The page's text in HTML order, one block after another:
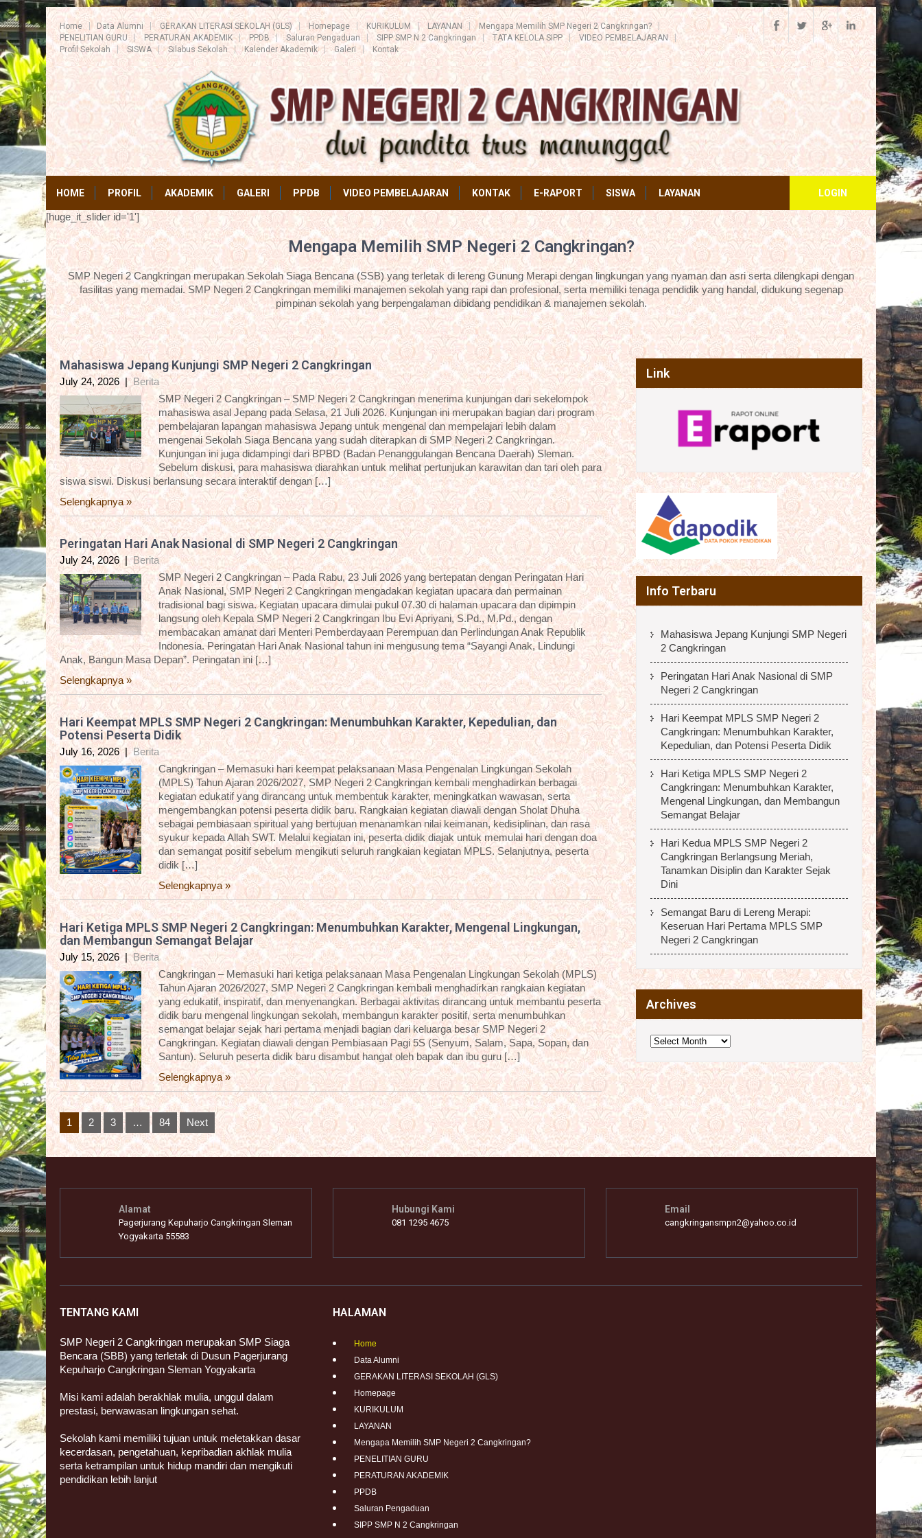
Home Data Alumni GERAKAN LITERASI SEKOLAH (GLS) Homepage KURIKULUM LAYANAN
Mengapa Memilih SMP Negeri 2 Cangkringan?
PENELITIAN GURU
PERATURAN AKADEMIK PPDB Saluran Pengaduan SIPP SMP N 2 Cangkringan TATA KELOLA SIPP
VIDEO PEMBELAJARAN
Profil Sekolah
SISWA Silabus Sekolah Kalender Akademik Galeri Kontak
HOME PROFIL AKADEMIK GALERI PPDB VIDEO PEMBELAJARAN KONTAK E-RAPORT SISWA LAYANAN LOGIN
[huge_it_slider id='1']
Mengapa Memilih SMP Negeri 2 Cangkringan?
SMP Negeri 2 Cangkringan merupakan Sekolah Siaga Bencana (SSB) yang terletak di lereng Gunung Merapi dengan lingkungan yang nyaman dan asri serta dilengkapi dengan
fasilitas yang memadai. SMP Negeri 2 Cangkringan memiliki manajemen sekolah yang rapi dan profesional, serta memiliki tenaga pendidik yang handal, didukung segenap
pimpinan sekolah yang berpengalaman dibidang pendidikan & manajemen sekolah.
Mahasiswa Jepang Kunjungi SMP Negeri 2 Cangkringan
July 24, 2026 | Berita
SMP Negeri 2 Cangkringan – SMP Negeri 2 Cangkringan menerima kunjungan dari sekelompok
mahasiswa asal Jepang pada Selasa, 21 Juli 2026. Kunjungan ini merupakan bagian dari program
pembelajaran lapangan mahasiswa Jepang untuk mengenal dan mempelajari lebih dalam
mengenai Sekolah Siaga Bencana yang sudah diterapkan di SMP Negeri 2 Cangkringan.
Kunjungan ini juga didampingi dari BPBD (Badan Penanggulangan Bencana Daerah) Sleman.
Sebelum diskusi, para mahasiswa diarahkan untuk melihat pertunjukan karawitan dan tari oleh para
siswa siswi. Diskusi berlansung secara interaktif dengan […]
Selengkapnya »
Peringatan Hari Anak Nasional di SMP Negeri 2 Cangkringan
July 24, 2026 |Berita
SMP Negeri 2 Cangkringan – Pada Rabu, 23 Juli 2026 yang bertepatan dengan Peringatan Hari
Anak Nasional, SMP Negeri 2 Cangkringan mengadakan kegiatan upacara dan permainan
tradisional bagi siswa. Kegiatan upacara dimulai pukul 07.30 di halaman upacara dan dipimpin
langsung oleh Kepala SMP Negeri 2 Cangkringan Ibu Evi Apriyani, S.Pd., M.Pd., dengan
membacakan amanat dari Menteri Pemberdayaan Perempuan dan Perlindungan Anak Republik
Indonesia. Peringatan Hari Anak Nasional tahun ini mengusung tema “Sayangi Anak, Lindungi
Anak, Bangun Masa Depan”. Peringatan ini […]
Selengkapnya »
Hari Keempat MPLS SMP Negeri 2 Cangkringan: Menumbuhkan Karakter, Kepedulian, dan
Potensi Peserta Didik
July 16, 2026 |Berita
Cangkringan – Memasuki hari keempat pelaksanaan Masa Pengenalan Lingkungan Sekolah
(MPLS) Tahun Ajaran 2026/2027, SMP Negeri 2 Cangkringan kembali menghadirkan berbagai
kegiatan edukatif yang dirancang untuk membentuk karakter, meningkatkan wawasan, serta
mengembangkan potensi peserta didik baru. Rangkaian kegiatan diawali dengan Sholat Dhuha
sebagai pembiasaan spiritual yang bertujuan menanamkan nilai keimanan, kedisiplinan, dan rasa
syukur kepada Allah SWT. Melalui kegiatan ini, peserta didik diajak untuk memulai hari dengan doa
dan semangat positif sebelum mengikuti seluruh rangkaian kegiatan MPLS. Selanjutnya, peserta
didik […]
Selengkapnya »
Hari Ketiga MPLS SMP Negeri 2 Cangkringan: Menumbuhkan Karakter, Mengenal Lingkungan,
dan Membangun Semangat Belajar
July 15, 2026 |Berita
Cangkringan – Memasuki hari ketiga pelaksanaan Masa Pengenalan Lingkungan Sekolah (MPLS)
Tahun Ajaran 2026/2027, SMP Negeri 2 Cangkringan kembali menghadirkan rangkaian kegiatan
yang edukatif, inspiratif, dan menyenangkan. Berbagai aktivitas dirancang untuk membantu peserta
didik baru mengenal lingkungan sekolah, membangun karakter positif, serta menumbuhkan
semangat belajar sejak hari pertama menjadi bagian dari keluarga besar SMP Negeri 2
Cangkringan. Kegiatan diawali dengan Pembiasaan Pagi 5S (Senyum, Salam, Sapa, Sopan, dan
Santun). Seluruh peserta didik baru disambut hangat oleh bapak dan ibu guru […]
Selengkapnya »
Posts
pagination
1 2 3 … 84 Next
Link
Info Terbaru
Mahasiswa Jepang Kunjungi SMP Negeri
2 Cangkringan
Peringatan Hari Anak Nasional di SMP
Negeri 2 Cangkringan
Hari Keempat MPLS SMP Negeri 2
Cangkringan: Menumbuhkan Karakter,
Kepedulian, dan Potensi Peserta Didik
Hari Ketiga MPLS SMP Negeri 2
Cangkringan: Menumbuhkan Karakter,
Mengenal Lingkungan, dan Membangun
Semangat Belajar
Hari Kedua MPLS SMP Negeri 2
Cangkringan Berlangsung Meriah,
Tanamkan Disiplin dan Karakter Sejak
Dini
Semangat Baru di Lereng Merapi:
Keseruan Hari Pertama MPLS SMP
Negeri 2 Cangkringan
Archives
Archives
Alamat
Pagerjurang Kepuharjo Cangkringan Sleman
Yogyakarta 55583
Hubungi Kami
081 1295 4675
Email
cangkringansmpn2@yahoo.co.id
TENTANG KAMI
SMP Negeri 2 Cangkringan merupakan SMP Siaga
Bencara (SBB) yang terletak di Dusun Pagerjurang
Kepuharjo Cangkringan Sleman Yogyakarta
Misi kami adalah berakhlak mulia, unggul dalam
prestasi, berwawasan lingkungan sehat.
Sekolah kami memiliki tujuan untuk meletakkan dasar
kecerdasan, pengetahuan, kepribadian akhlak mulia
serta ketrampilan untuk hidup mandiri dan mengikuti
pendidikan lebih lanjut
HALAMAN
Home
Data Alumni
GERAKAN LITERASI SEKOLAH (GLS)
Homepage
KURIKULUM
LAYANAN
Mengapa Memilih SMP Negeri 2 Cangkringan?
PENELITIAN GURU
PERATURAN AKADEMIK
PPDB
Saluran Pengaduan
SIPP SMP N 2 Cangkringan